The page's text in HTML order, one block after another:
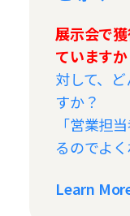
展示会で
ていますか
対して、
すか？
「営業担
るのでよ
Learn